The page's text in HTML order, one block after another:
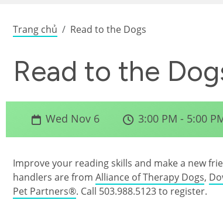
Breadcrumb
Trang chủ Read to the Dogs
Read to the
Wed Nov 6 3:00 PM - 5:00
Improve your reading skills and make a new
handlers are from Alliance of Therapy Dogs,
Pet Partners®. Call 503.988.5123 to register.